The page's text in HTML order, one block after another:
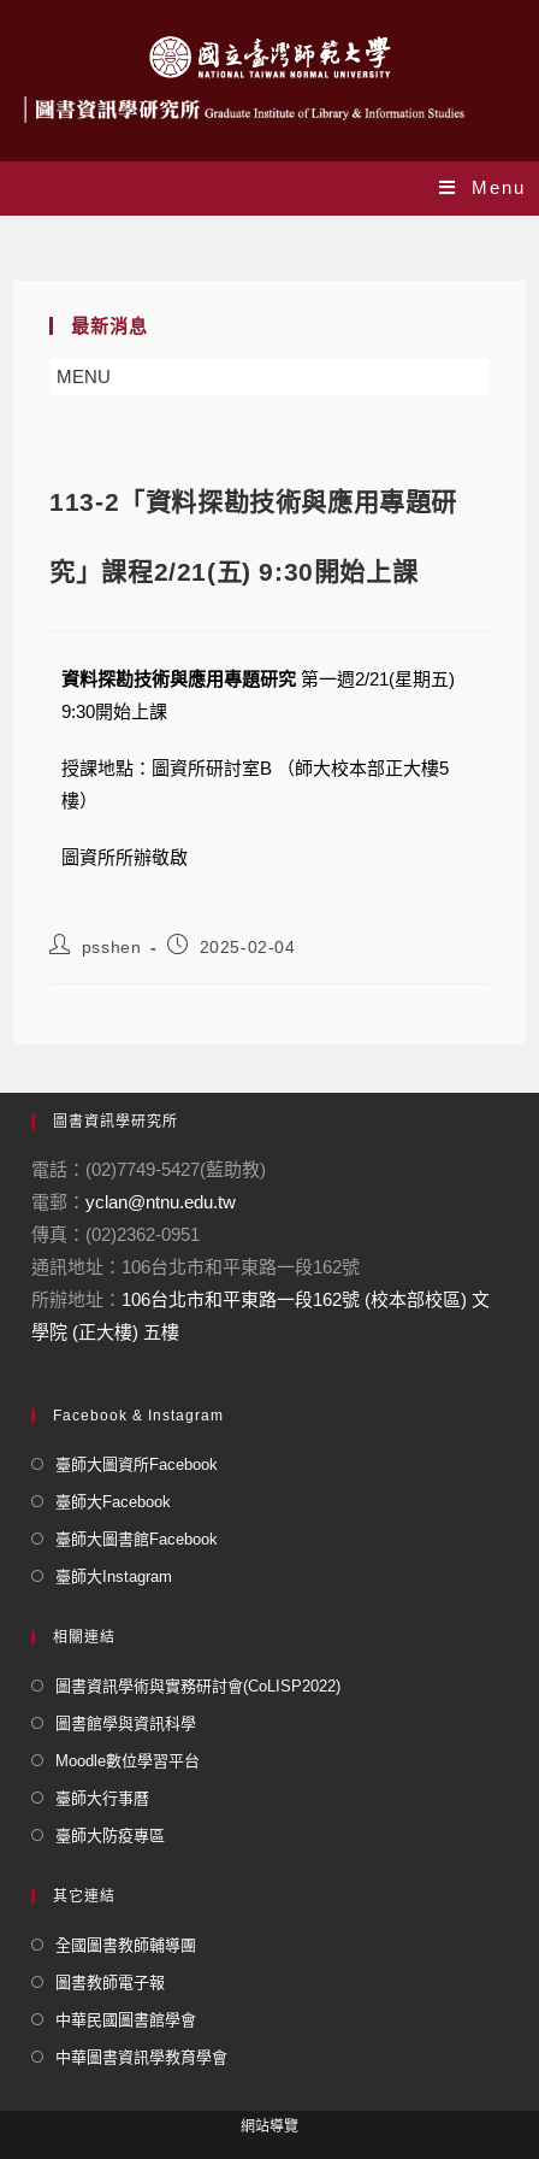
Menu
最新消息
MENU
113-2「資料探勘技術與應用專題研
究」課程2/21(五) 9:30開始上課
資料探勘技術與應用專題研究 第一週2/21(星期五)
9:30開始上課
授課地點：圖資所研討室B （師大校本部正大樓5
樓）
圖資所所辦敬啟
psshen 2025-02-04
圖書資訊學研究所
電話：(02)7749-5427(藍助教)
電郵：yclan@ntnu.edu.tw
傳真：(02)2362-0951
通訊地址：106台北市和平東路一段162號
所辦地址： 106台北市和平東路一段162號 (校本部校區) 文
學院 (正大樓) 五樓
Facebook & Instagram
臺師大圖資所Facebook
臺師大Facebook
臺師大圖書館Facebook
臺師大Instagram
相關連結
圖書資訊學術與實務研討會(CoLISP2022)
圖書館學與資訊科學
Moodle數位學習平台
臺師大行事曆
臺師大防疫專區
其它連結
全國圖書教師輔導團
圖書教師電子報
中華民國圖書館學會
中華圖書資訊學教育學會
網站導覽